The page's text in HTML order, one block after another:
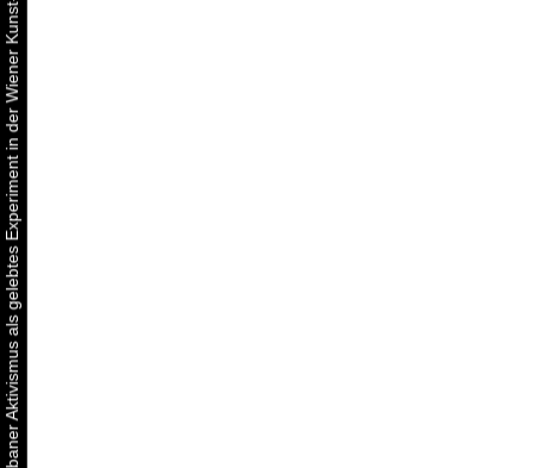
Urbaner Aktivismus als gelebtes Experiment in der Wiener Kunst-, Musik und Clubszene